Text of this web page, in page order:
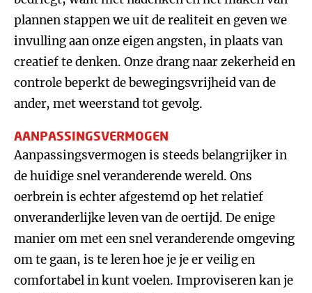
plannen stappen we uit de realiteit en geven we
invulling aan onze eigen angsten, in plaats van
creatief te denken. Onze drang naar zekerheid en
controle beperkt de bewegingsvrijheid van de
ander, met weerstand tot gevolg.
AANPASSINGSVERMOGEN
Aanpassingsvermogen is steeds belangrijker in
de huidige snel veranderende wereld. Ons
oerbrein is echter afgestemd op het relatief
onveranderlijke leven van de oertijd. De enige
manier om met een snel veranderende omgeving
om te gaan, is te leren hoe je je er veilig en
comfortabel in kunt voelen. Improviseren kan je